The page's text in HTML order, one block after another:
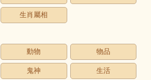
生肖屬相
動物 物品
鬼神 生活